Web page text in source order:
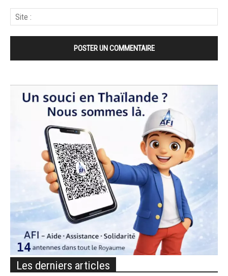
Les derniers articles